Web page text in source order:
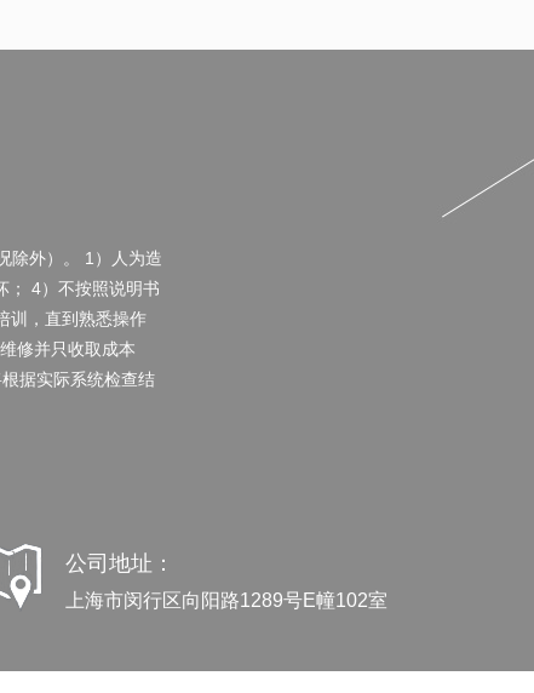
除外）。 1）人为造
； 4）不按照说明书
训，直到熟悉操作
修并只收取成本
据实际系统检查结
公司地址：
上海市闵行区向阳路1289号E幢102室